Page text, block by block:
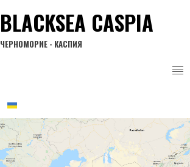
BLACKSEA CASPIA
ЧЕРНОМОРИЕ - КАСПИЯ